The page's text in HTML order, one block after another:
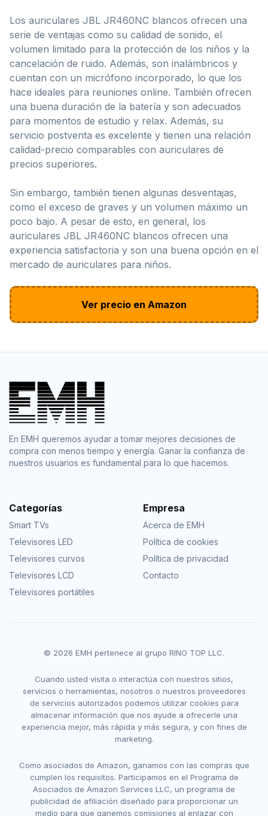
Los auriculares JBL JR460NC blancos ofrecen una
serie de ventajas como su calidad de sonido, el
volumen limitado para la protección de los niños y la
cancelación de ruido. Además, son inalámbricos y
cuentan con un micrófono incorporado, lo que los
hace ideales para reuniones online. También ofrecen
una buena duración de la batería y son adecuados
para momentos de estudio y relax. Además, su
servicio postventa es excelente y tienen una relación
calidad-precio comparables con auriculares de
precios superiores.
Sin embargo, también tienen algunas desventajas,
como el exceso de graves y un volumen máximo un
poco bajo. A pesar de esto, en general, los
auriculares JBL JR460NC blancos ofrecen una
experiencia satisfactoria y son una buena opción en el
mercado de auriculares para niños.
Ver precio en Amazon
En EMH queremos ayudar a tomar mejores decisiones de
compra con menos tiempo y energía. Ganar la confianza de
nuestros usuarios es fundamental para lo que hacemos.
Categorías
Smart TVs
Televisores LED
Televisores curvos
Televisores LCD
Televisores portátiles
Empresa
Acerca de EMH
Política de cookies
Política de privacidad
Contacto
© 2026 EMH pertenece al grupo RINO TOP LLC.
Cuando usted visita o interactúa con nuestros sitios,
servicios o herramientas, nosotros o nuestros proveedores
de servicios autorizados podemos utilizar cookies para
almacenar información que nos ayude a ofrecerle una
experiencia mejor, más rápida y más segura, y con fines de
marketing.
Como asociados de Amazon, ganamos con las compras que
cumplen los requisitos. Participamos en el Programa de
Asociados de Amazon Services LLC, un programa de
publicidad de afiliación diseñado para proporcionar un
medio para que ganemos comisiones al enlazar con